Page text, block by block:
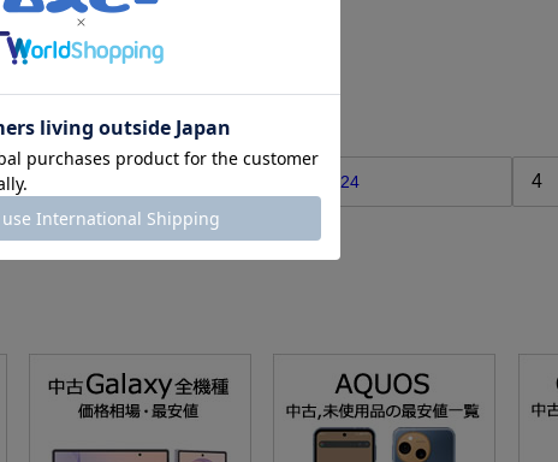
ルタイムランキング
Z Fold6 Galaxy S24 4